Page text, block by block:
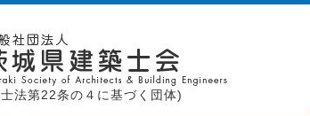
法第22条の４に基づく団体)